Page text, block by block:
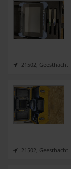
21502, Geesthacht
21502, Geesthacht